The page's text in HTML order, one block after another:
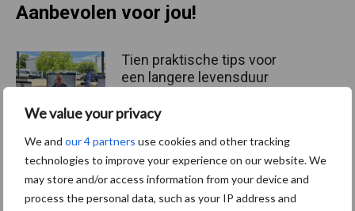
We value your privacy
We and our 4 partners use cookies and other tracking
technologies to improve your experience on our website. We
may store and/or access information from your device and
process the personal data, such as your IP address and
Aanbevolen voor jou!
Tien praktische tips voor
een langere levensduur
“Vraag naar praktische
hygieneoplossingen is in
Polen groter dan ooit”